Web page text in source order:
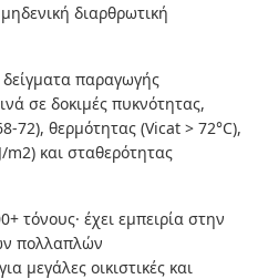
διαρθρωτική
παραγωγής
σε δοκιμές πυκνότητας,
72), θερμότητας (Vicat > 72°C),
και σταθερότητας
τόνους· έχει εμπειρία στην
πολλαπλών
μεγάλες οικιστικές και